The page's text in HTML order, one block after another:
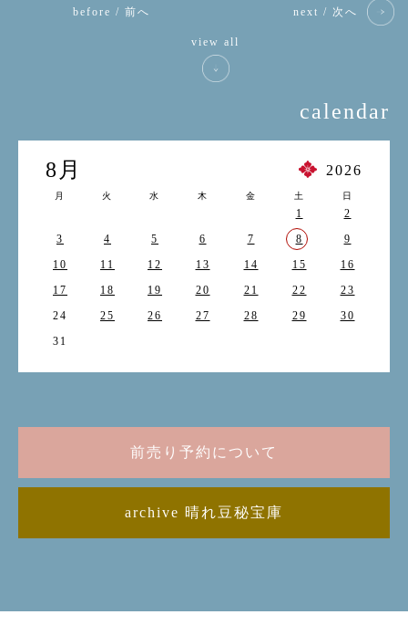
before / 前へ next / 次へ
view all
calendar
8月 2026
月 火 水 木 金 土 日
1
2
3
4 5 6 7 8
9
10
11 12 13 14 15
16
17
18 19 20 21 22
23
24
25 26 27 28 29
30
31
前売り予約について
archive 晴れ豆秘宝庫